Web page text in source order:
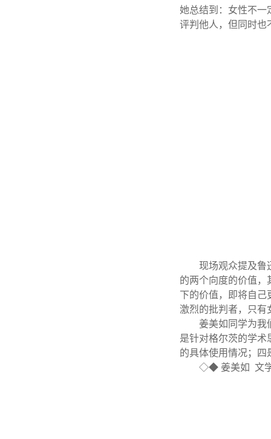
她总结到：女性不一
评判他人，但同时也
现场观众提及鲁
的两个向度的价值，
下的价值，即将自己
激烈的批判者，只有
姜美如同学为我
是针对格尔茨的学术
的具体使用情况；四
◇◆ 姜美如 文